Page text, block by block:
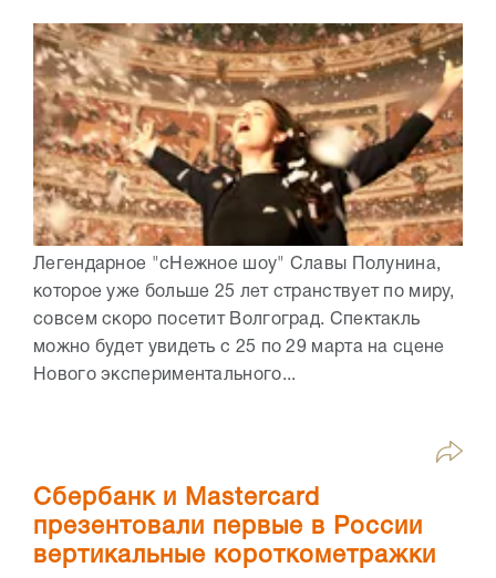
Легендарное "сНежное шоу" Славы Полунина,
которое уже больше 25 лет странствует по миру,
совсем скоро посетит Волгоград. Спектакль
можно будет увидеть с 25 по 29 марта на сцене
Нового экспериментального...
Сбербанк и Mastercard
презентовали первые в России
вертикальные короткометражки